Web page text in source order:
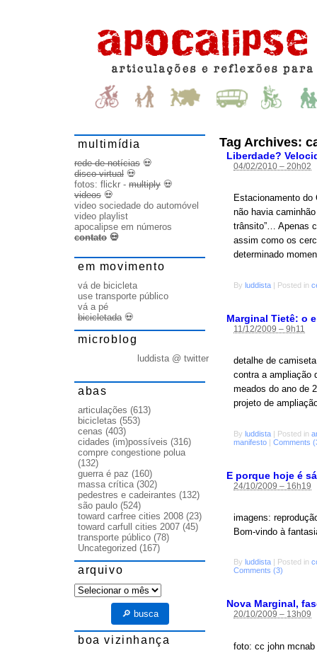
Tag Archives:
Liberdade?
04/02/2010 – 20h02
Estacionamento do
não havia
trânsito”… Apenas
assim como os
determinado
By luddista | Posted in
Marginal Tietê: o
11/12/2009 – 9h11
detalhe de
contra a ampliação
meados do ano de
projeto de
By luddista | Posted in
manifesto | Comments
E porque hoje é
24/10/2009 – 16h19
imagens:
Bom-vindo à
By luddista Posted in
Comments (3)
Nova Marginal,
20/10/2009 – 13h09
foto: cc john
multimídia
rede de notícias 💀
disco virtual 💀
fotos: flickr - multiply 💀
videos 💀
video sociedade do automóvel
video playlist
apocalipse em números
contato 💀
em movimento
vá de bicicleta
use transporte público
vá a pé
bicicletada💀
microblog
luddista @ twitter
abas
articulações (613)
bicicletas (553)
cenas (403)
cidades (im)possíveis (316)
compre congestione polua
(132)
guerra é paz (160)
massa crítica(302)
pedestres e cadeirantes (132)
são paulo (524)
toward carfree cities 2008 (23)
toward carfull cities 2007 (45)
transporte público (78)
Uncategorized (167)
arquivo
arquivo
🔎 busca
boa vizinhança